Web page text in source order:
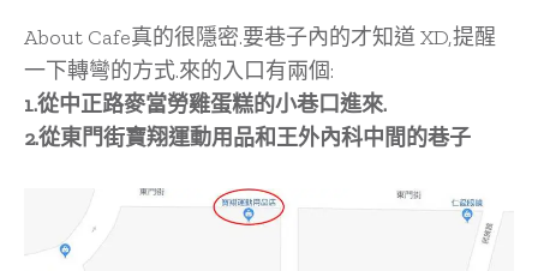
About Cafe真的很隱密.要巷子內的才知道 XD,提醒
一下轉彎的方式.來的入口有兩個:
1.從中正路麥當勞雞蛋糕的小巷口進來.
2.從東門街寶翔運動用品和王外內科中間的巷子